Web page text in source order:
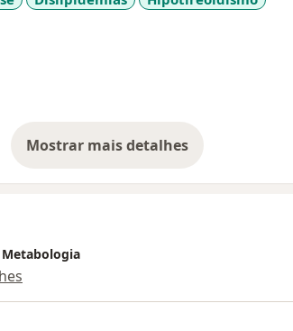
Mostrar mais detalhes
sobre a experiência